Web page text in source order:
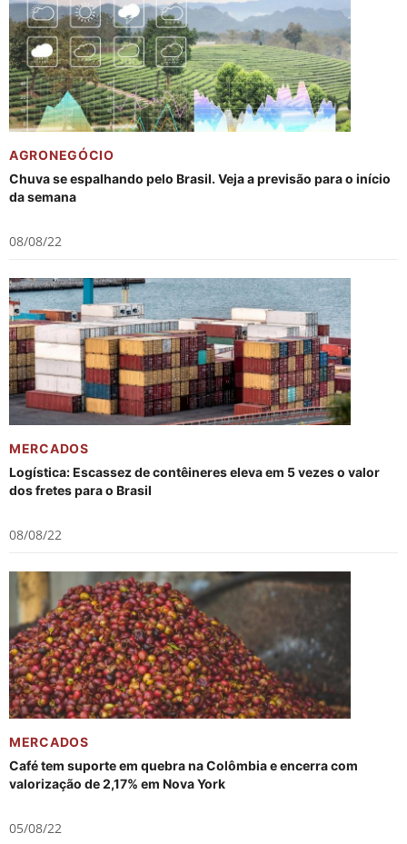
AGRONEGÓCIO
Chuva se espalhando pelo Brasil. Veja a previsão para o início
da semana
08/08/22
MERCADOS
Logística: Escassez de contêineres eleva em 5 vezes o valor
dos fretes para o Brasil
08/08/22
MERCADOS
Café tem suporte em quebra na Colômbia e encerra com
valorização de 2,17% em Nova York
05/08/22